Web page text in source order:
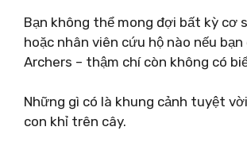
Bạn không thể mong đợi bất kỳ cơ
hoặc nhân viên cứu hộ nào nếu bạn
Archers – thậm chí còn không có
Những gì có là khung cảnh tuyệt
con khỉ trên cây.